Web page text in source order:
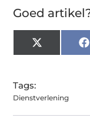
Goed
X
(Twitter)
Tags:
Dienstverlening